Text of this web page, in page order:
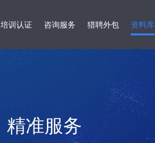
培训认证 咨询服务 猎聘外包 资料库
精准服务